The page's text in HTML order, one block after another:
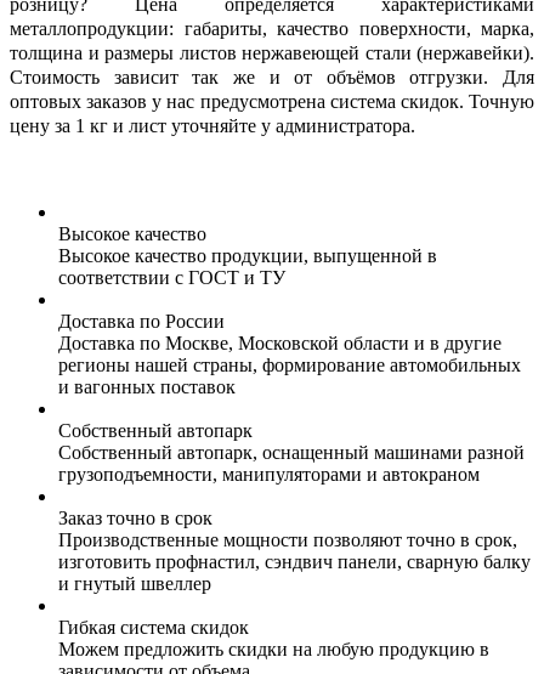
розницу? Цена определяется характеристиками
металлопродукции: габариты, качество поверхности, марка,
толщина и размеры листов нержавеющей стали (нержавейки).
Стоимость зависит так же и от объёмов отгрузки. Для
оптовых заказов у нас предусмотрена система скидок. Точную
цену за 1 кг и лист уточняйте у администратора.
Высокое качество
Высокое качество продукции, выпущенной в
соответствии с ГОСТ и ТУ
Доставка по России
Доставка по Москве, Московской области и в другие
регионы нашей страны, формирование автомобильных
и вагонных поставок
Собственный автопарк
Собственный автопарк, оснащенный машинами разной
грузоподъемности, манипуляторами и автокраном
Заказ точно в срок
Производственные мощности позволяют точно в срок,
изготовить профнастил, сэндвич панели, сварную балку
и гнутый швеллер
Гибкая система скидок
Можем предложить скидки на любую продукцию в